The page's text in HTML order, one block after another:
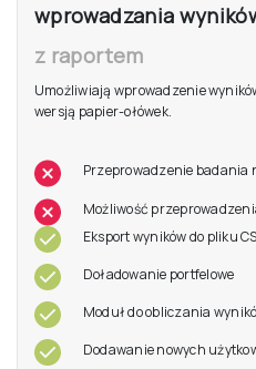
wprowadzania
z raportem
Umożliwiają wprowadzenie
wersją papier-ołówek.
Przeprowadzenie badania
Możliwość
Eksport wyników do pliku
Doładowanie portfelowe
Moduł do obliczania
Dodawanie nowych